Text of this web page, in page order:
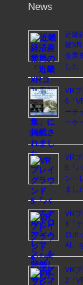
News
近畿
畿
企業
した
VR
6「
ーチ
ーケ
した
VR
5「
ン・
まし
VR
4「
ロボ
AI」
VR
3「